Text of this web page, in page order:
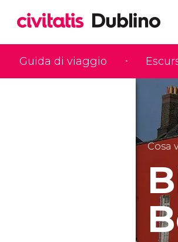
Guida di viaggio
Cosa